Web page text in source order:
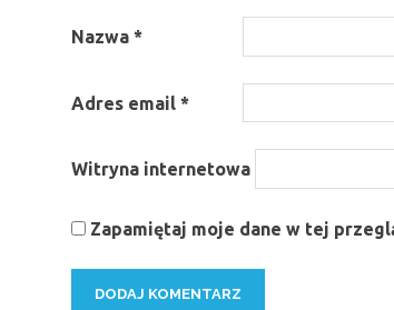
Nazwa *
Adres email *
Witryna internetowa
Zapamiętaj moje dane w tej